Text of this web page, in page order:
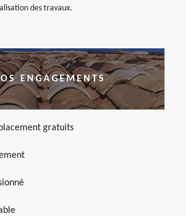
des travaux.
ENGAGEMENTS
gratuits